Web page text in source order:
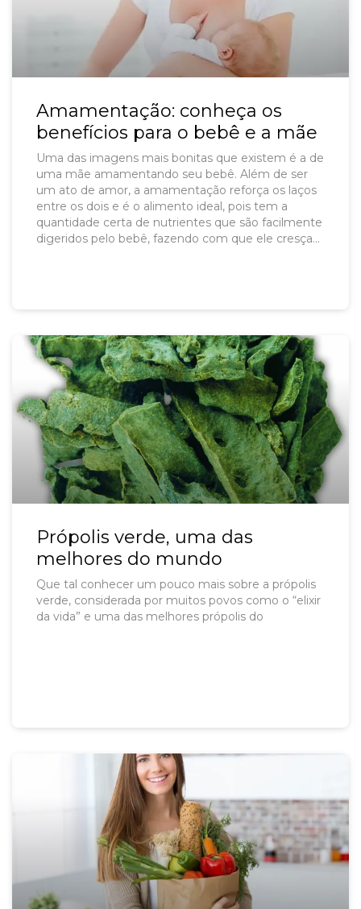
Amamentação: conheça os
benefícios para o bebê e a mãe
Uma das imagens mais bonitas que existem é a de
uma mãe amamentando seu bebê. Além de ser
um ato de amor, a amamentação reforça os laços
entre os dois e é o alimento ideal, pois tem a
quantidade certa de nutrientes que são facilmente
digeridos pelo bebê, fazendo com que ele cresça
Própolis verde, uma das
melhores do mundo
Que tal conhecer um pouco mais sobre a própolis
verde, considerada por muitos povos como o “elixir
da vida” e uma das melhores própolis do